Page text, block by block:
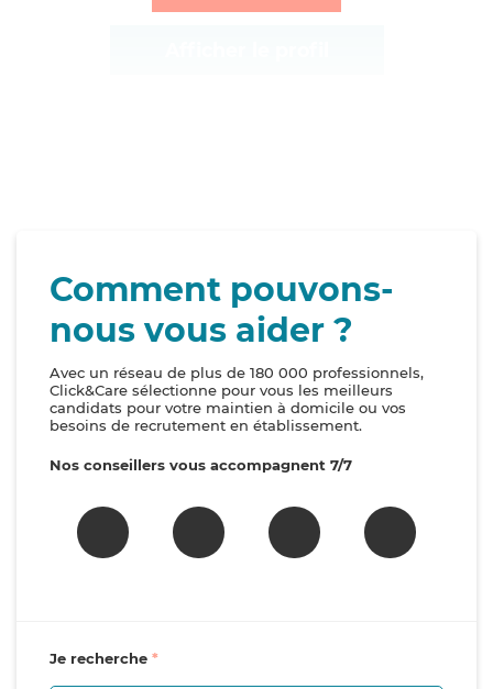
Comment pouvons-
nous vous aider ?
Avec un réseau de plus de 180 000 professionnels,
Click&Care sélectionne pour vous les meilleurs
candidats pour votre maintien à domicile ou vos
besoins de recrutement en établissement.
Nos conseillers vous accompagnent 7/7
Je recherche